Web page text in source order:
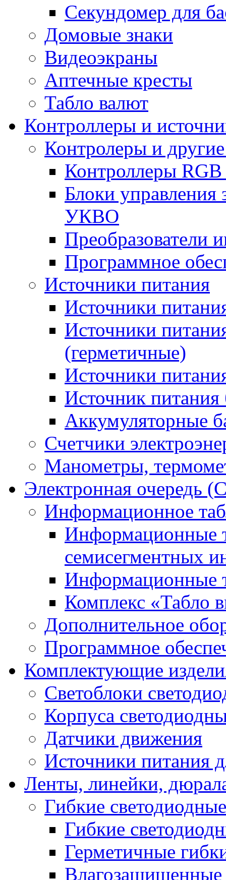
Секундомер для
Домовые знаки
Видеоэкраны
Аптечные кресты
Табло валют
Контроллеры и
Контролеры и
Контроллеры
Блоки
УКВО
Преобразователи
Программное
Источники питания
Источники
Источники
(герметичные)
Источники
Источник
Аккумуляторные
Счетчики
Манометры,
Электронная очередь
Информационное
Информационные
семисегментных
Информационные
Комплекс «Табло
Дополнительное
Программное
Комплектующие
Светоблоки
Корпуса
Датчики движения
Источники питания
Ленты, линейки,
Гибкие
Гибкие
Герметичные
Влагозащищенные